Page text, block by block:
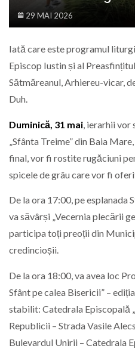
29 MAI 2026
Iată care este programul
Episcop Iustin și al
Sătmăreanul, Arhiereu-vicar,
Duh.
Duminică, 31 mai, ierarhii vor
„Sfânta Treime” din Baia
final, vor fi rostite rugăciuni
spicele de grâu care vor fi
De la ora 17:00, pe esplanada
va săvârși „Vecernia plecării
participa toți preoții din
credincioșii.
De la ora 18:00, va avea loc
Sfânt pe calea Bisericii” –
stabilit: Catedrala Episcopală
Republicii – Strada Vasile
Bulevardul Unirii – Catedrala